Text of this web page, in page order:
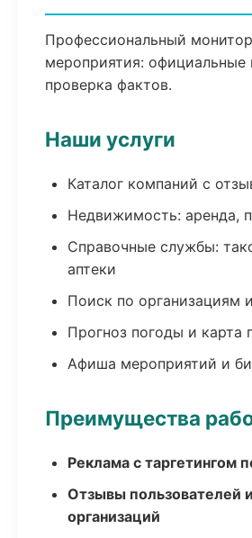
Профессиональный
мероприятия: официальные
проверка фактов.
Наши услуги
Каталог компаний с
Недвижимость: аренда,
Справочные службы:
аптеки
Поиск по организациям
Прогноз погоды и карта
Афиша мероприятий и
Преимущества
Реклама с таргетингом
Отзывы пользователей
организаций